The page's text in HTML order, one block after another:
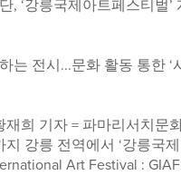
, ‘강릉국제아트페스티벌’
는 전시...문화 활동 통한 ‘
재희 기자 = 파마리서치문
지 강릉 전역에서 ‘강릉국
Art Festival :